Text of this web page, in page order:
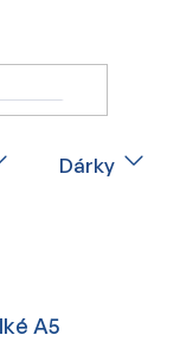
Dárky
A5